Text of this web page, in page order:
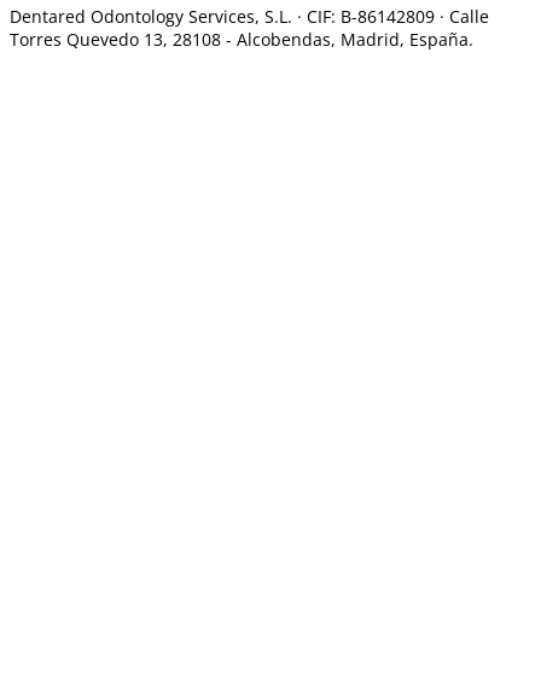
Dentared Odontology Services, S.L. · CIF: B-86142809 · Calle
Torres Quevedo 13, 28108 - Alcobendas, Madrid, España.